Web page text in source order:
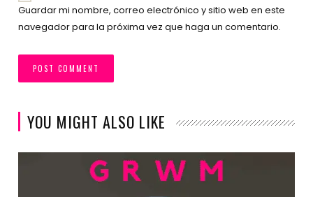
Guardar mi nombre, correo electrónico y sitio web en este
navegador para la próxima vez que haga un comentario.
YOU MIGHT ALSO LIKE